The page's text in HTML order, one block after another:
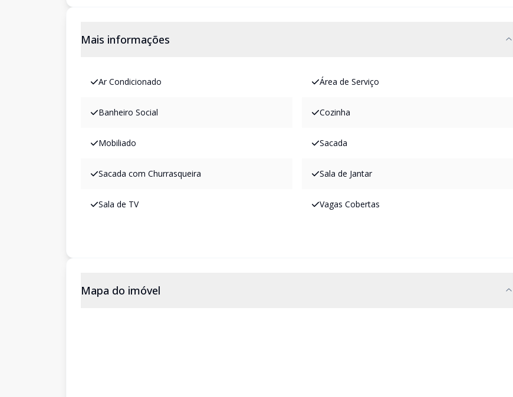
Mais informações
Ar Condicionado Área de Serviço
Banheiro Social Cozinha
Mobiliado Sacada
Sacada com Churrasqueira Sala de Jantar
Sala de TV Vagas Cobertas
Mapa do imóvel